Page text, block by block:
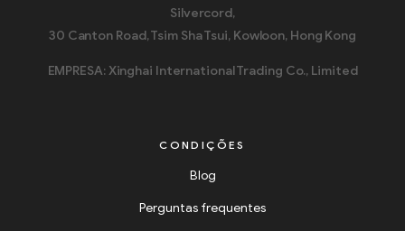
Silvercord,
30 Canton Road, Tsim Sha Tsui, Kowloon, Hong Kong
EMPRESA: Xinghai International Trading Co., Limited
CONDIÇÕES
Blog
Perguntas frequentes